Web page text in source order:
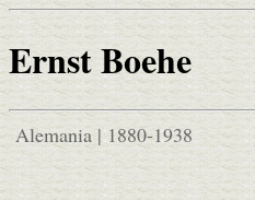
Ernst Boehe
Alemania | 1880-1938